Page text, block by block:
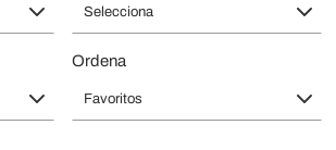
Selecciona
Ordena
Favoritos